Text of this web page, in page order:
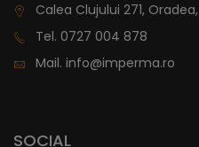
Calea Clujului 271,
Tel. 0727 004 878
Mail. info@imperma.ro
SOCIAL